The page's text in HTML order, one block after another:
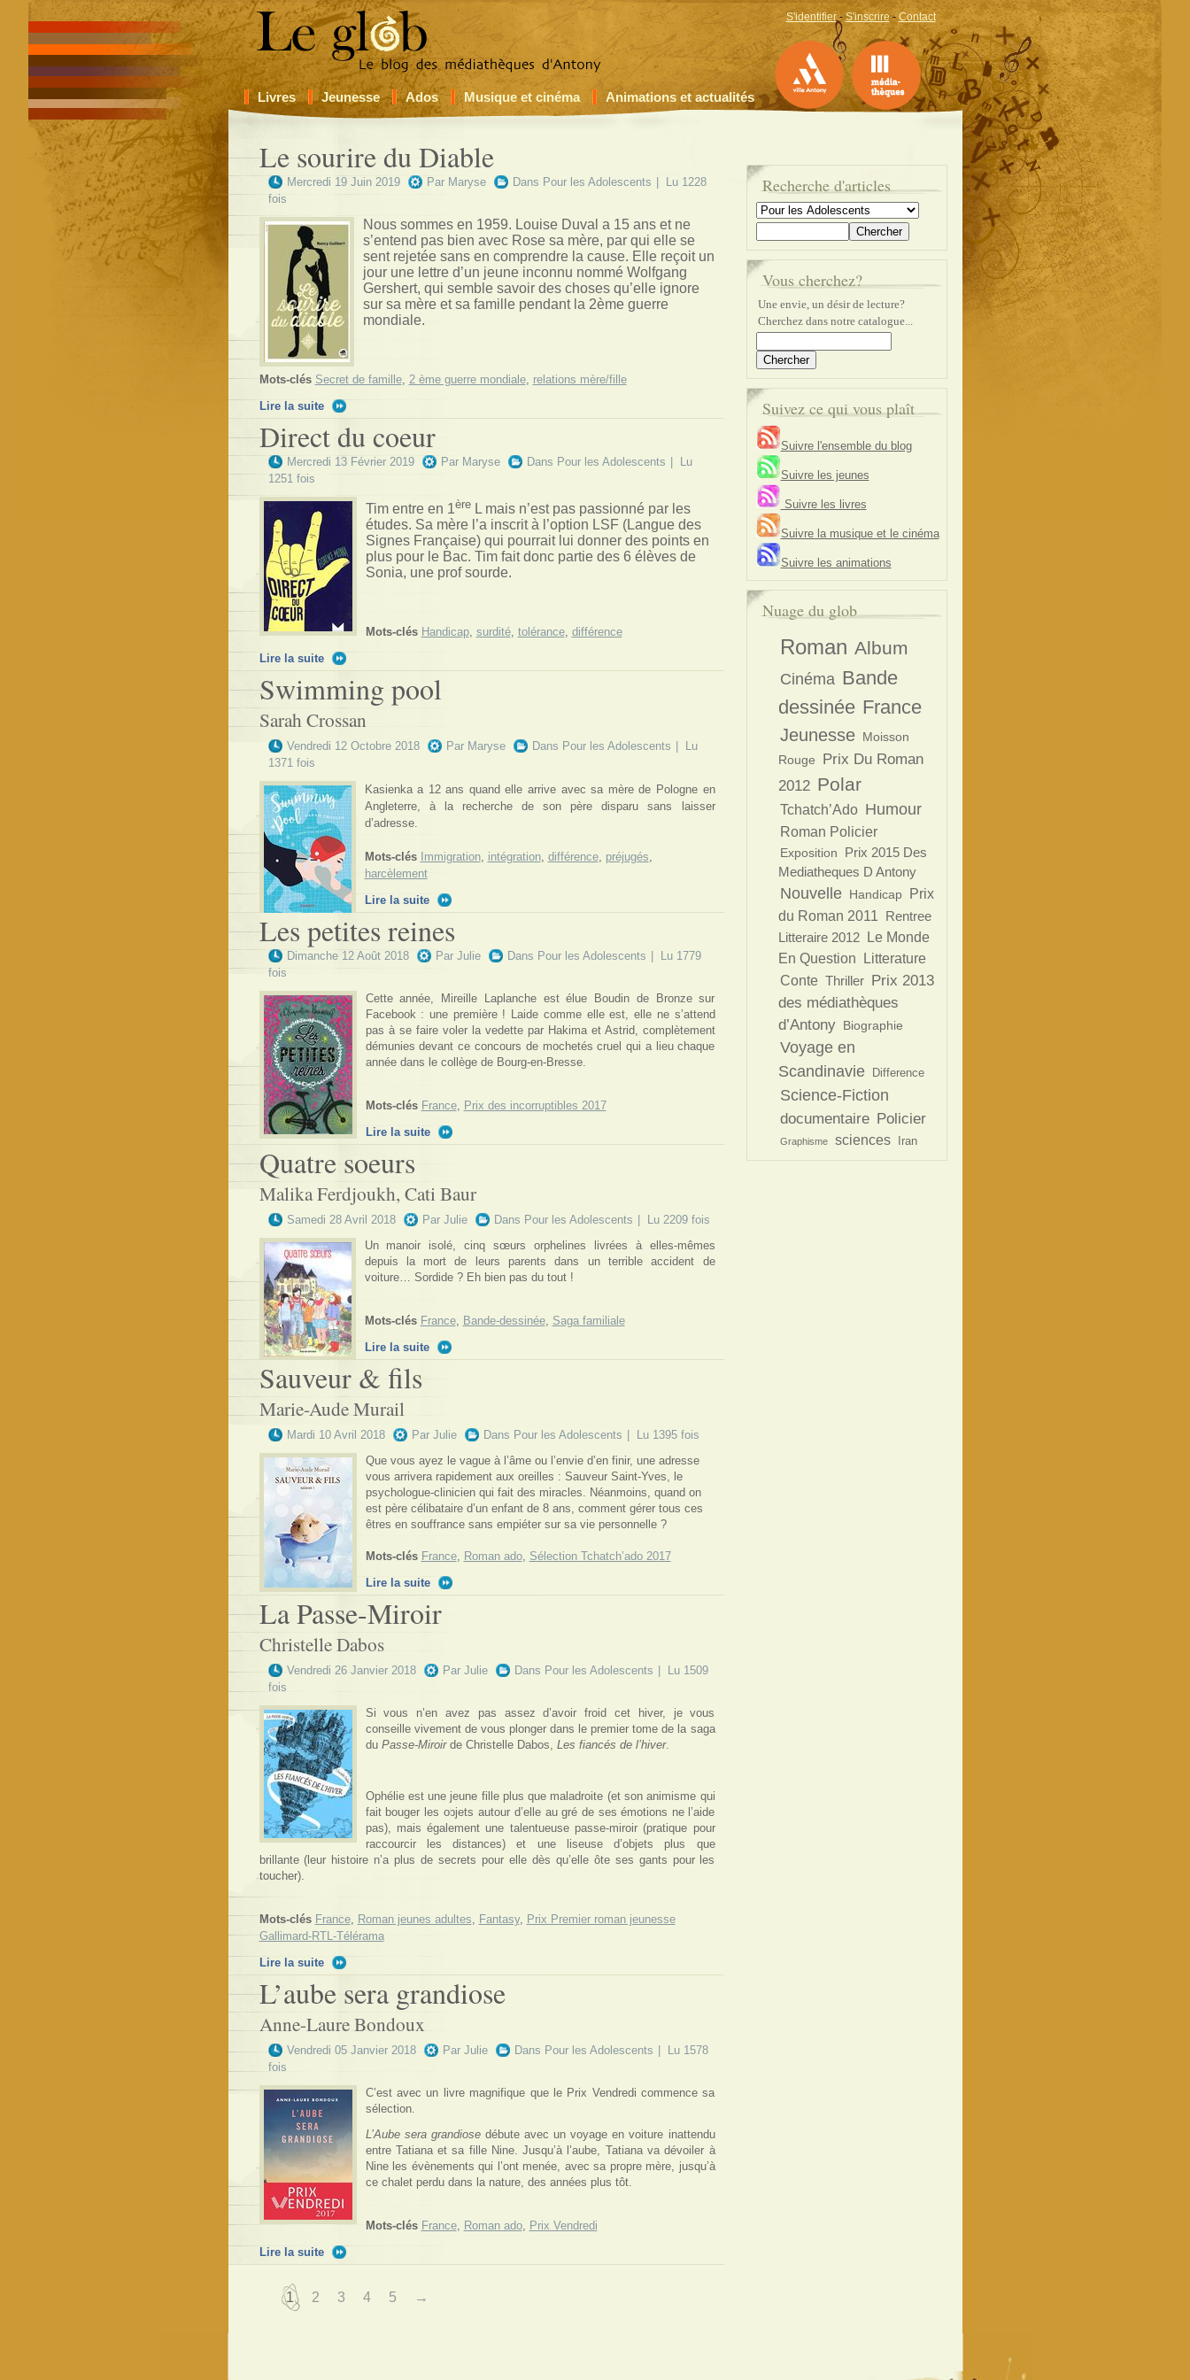
S'identifier - S'inscrire -Contact
Livres Jeunesse Ados Musique et cinéma Animations et actualités
Le sourire du Diable
Mercredi 19 Juin 2019 Par Maryse Dans Pour les Adolescents
| Lu 1228
fois
Nous sommes en 1959. Louise Duval a 15 ans et ne
s’entend pas bien avec Rose sa mère, par qui elle se
sent rejetée sans en comprendre la cause. Elle reçoit un
jour une lettre d’un jeune inconnu nommé Wolfgang
Gershert, qui semble savoir des choses qu’elle ignore
sur sa mère et sa famille pendant la 2ème guerre
mondiale.
Mots-clés Secret de famille, 2 ème guerre mondiale, relations mère/fille
Lire la suite
Direct du coeur
Mercredi 13 Février 2019 Par Maryse Dans Pour les Adolescents
| Lu
1251 fois
Tim entre en 1èreL mais n’est pas passionné par les
études. Sa mère l’a inscrit à l’option LSF (Langue des
Signes Française) qui pourrait lui donner des points en
plus pour le Bac. Tim fait donc partie des 6 élèves de
Sonia, une prof sourde.
Mots-clés Handicap, surdité, tolérance, différence
Lire la suite
Swimming pool
Sarah Crossan
Vendredi 12 Octobre 2018 Par Maryse Dans Pour les Adolescents
| Lu
1371 fois
Kasienka a 12 ans quand elle arrive avec sa mère de Pologne en
Angleterre, à la recherche de son père disparu sans laisser
d’adresse.
Mots-clés Immigration, intégration, différence, préjugés,
harcèlement
Lire la suite
Les petites reines
Dimanche 12 Août 2018 Par Julie Dans Pour les Adolescents
| Lu 1779
fois
Cette année, Mireille Laplanche est élue Boudin de Bronze sur
Facebook : une première ! Laide comme elle est, elle ne s’attend
pas à se faire voler la vedette par Hakima et Astrid, complètement
démunies devant ce concours de mochetés cruel qui a lieu chaque
année dans le collège de Bourg-en-Bresse.
Mots-clés France, Prix des incorruptibles 2017
Lire la suite
Quatre soeurs
Malika Ferdjoukh, Cati Baur
Samedi 28 Avril 2018 Par Julie Dans Pour les Adolescents
| Lu 2209 fois
Un manoir isolé, cinq sœurs orphelines livrées à elles-mêmes
depuis la mort de leurs parents dans un terrible accident de
voiture… Sordide ? Eh bien pas du tout !
Mots-clés France, Bande-dessinée, Saga familiale
Lire la suite
Sauveur & fils
Marie-Aude Murail
Mardi 10 Avril 2018 Par Julie Dans Pour les Adolescents
| Lu 1395 fois
Que vous ayez le vague à l’âme ou l’envie d’en finir, une adresse
vous arrivera rapidement aux oreilles : Sauveur Saint-Yves, le
psychologue-clinicien qui fait des miracles. Néanmoins, quand on
est père célibataire d’un enfant de 8 ans, comment gérer tous ces
êtres en souffrance sans empiéter sur sa vie personnelle ?
Mots-clés France, Roman ado, Sélection Tchatch’ado 2017
Lire la suite
La Passe-Miroir
Christelle Dabos
Vendredi 26 Janvier 2018 Par Julie Dans Pour les Adolescents
| Lu 1509
fois
Si vous n’en avez pas assez d’avoir froid cet hiver, je vous
conseille vivement de vous plonger dans le premier tome de la saga
du Passe-Miroirde Christelle Dabos, Les fiancés de l’hiver.
Ophélie est une jeune fille plus que maladroite (et son animisme qui
fait bouger les objets autour d’elle au gré de ses émotions ne l’aide
pas), mais également une talentueuse passe-miroir (pratique pour
raccourcir les distances) et une liseuse d’objets plus que
brillante (leur histoire n’a plus de secrets pour elle dès qu’elle ôte ses gants pour les
toucher).
Mots-clés France, Roman jeunes adultes, Fantasy, Prix Premier roman jeunesse
Gallimard-RTL-Télérama
Lire la suite
L’aube sera grandiose
Anne-Laure Bondoux
Vendredi 05 Janvier 2018 Par Julie Dans Pour les Adolescents
| Lu 1578
fois
C’est avec un livre magnifique que le Prix Vendredi commence sa
sélection.
L’Aube sera grandiosedébute avec un voyage en voiture inattendu
entre Tatiana et sa fille Nine. Jusqu’à l’aube, Tatiana va dévoiler à
Nine les évènements qui l’ont menée, avec sa propre mère, jusqu’à
ce chalet perdu dans la nature, des années plus tôt.
Mots-clés France, Roman ado, Prix Vendredi
Lire la suite
1 2 3 4 5 →
Recherche d'articles
Vous cherchez?
Une envie, un désir de lecture?
Cherchez dans notre catalogue...
Suivez ce qui vous plaît
Suivre l'ensemble du blog
Suivre les jeunes
Suivre les livres
Suivre la musique et le cinéma
Suivre les animations
Nuage du glob
Roman Album
Cinéma Bande
dessinée France
Jeunesse Moisson
Rouge
Prix Du Roman
2012 Polar
Tchatch’Ado Humour
Roman Policier
Exposition
Prix 2015 Des
Mediatheques D Antony
Nouvelle Handicap
Prix
du Roman 2011 Rentree
Litteraire 2012
Le Monde
En Question
Litterature
Conte Thriller Prix 2013
des médiathèques
d’Antony Biographie
Voyage en
Scandinavie
Difference
Science-Fiction
documentaire Policier
Graphisme sciences Iran